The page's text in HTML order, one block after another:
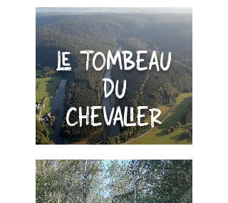
LE TOMBEAU
DU
CHEVALIER